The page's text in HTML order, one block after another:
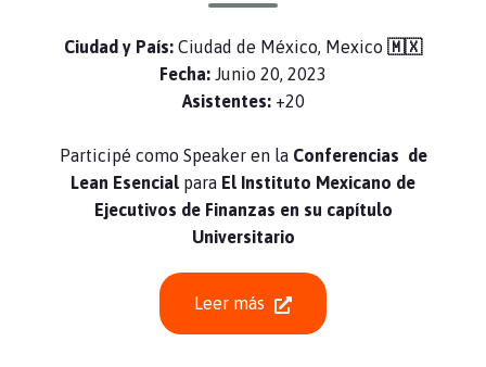
Ciudad y País: Ciudad de México, Mexico 🇲🇽
Fecha: Junio 20, 2023
Asistentes: +20
Participé como Speaker en la Conferencias de
Lean Esencial para El Instituto Mexicano de
Ejecutivos de Finanzas en su capítulo
Universitario
Leer más